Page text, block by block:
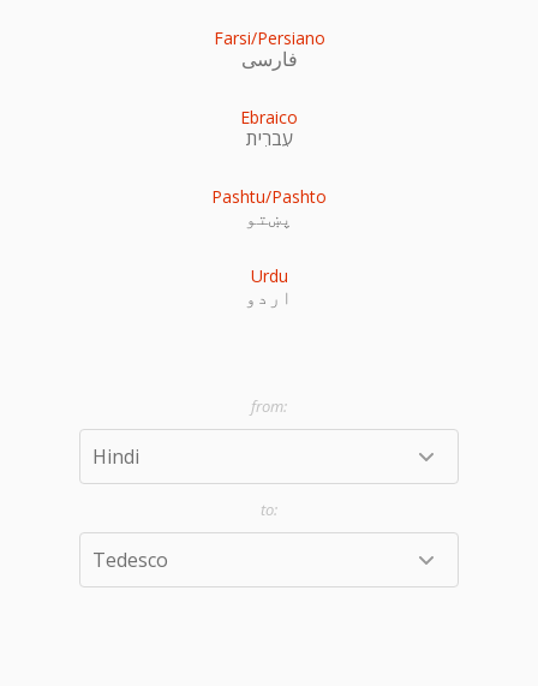
Farsi/Persiano
فارسی
Ebraico
עִברִית
Pashtu/Pashto
پښتو
Urdu
اردو